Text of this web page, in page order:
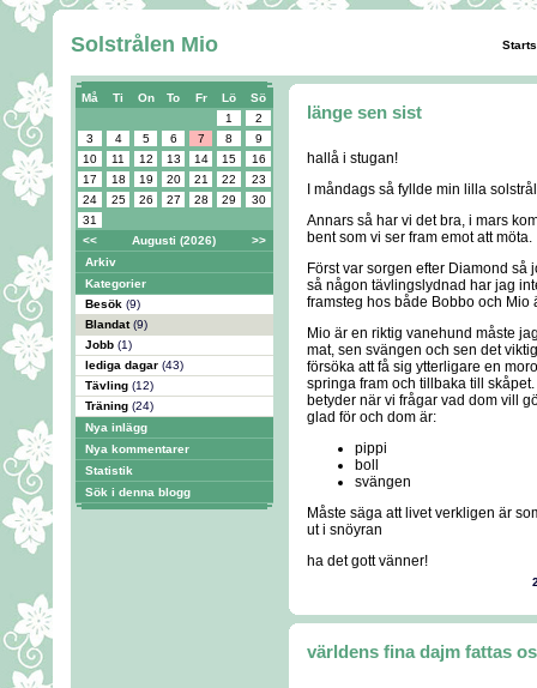
Solstrålen Mio
Må Ti On To Fr Lö
Sö
1
2
3
4 5 6 7 8
9
10
11 12 13 14 15
16
17
18 19 20 21 22
23
24
25 26 27 28 29
30
31
<<
Augusti (2026)
>>
Arkiv
Kategorier
Besök (9)
Blandat(9)
Jobb (1)
lediga dagar (43)
Tävling (12)
Träning (24)
Nya inlägg
Nya kommentarer
Statistik
Sök i denna blogg
länge sen sist
hallå i stugan!
I måndags så fyllde min lilla
Annars så har vi det bra, i mars
bent som vi ser fram emot att möta.
Först var sorgen efter Diamond
så någon tävlingslydnad har jag
framsteg hos både Bobbo och Mio
Mio är en riktig vanehund måste
mat, sen svängen och sen det
försöka att få sig ytterligare en
springa fram och tillbaka till
betyder när vi frågar vad dom vill
glad för och dom är:
pippi
boll
svängen
Måste säga att livet verkligen är
ut i snöyran
ha det gott vänner!
världens fina dajm fattas